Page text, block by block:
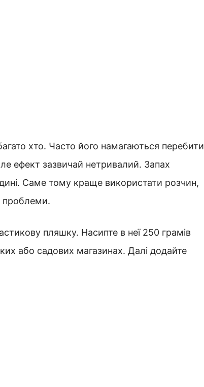
хто. Часто його намагаються перебити
ефект зазвичай нетривалий. Запах
Саме тому краще використати розчин,
проблеми.
пляшку. Насипте в неї 250 грамів
або садових магазинах. Далі додайте